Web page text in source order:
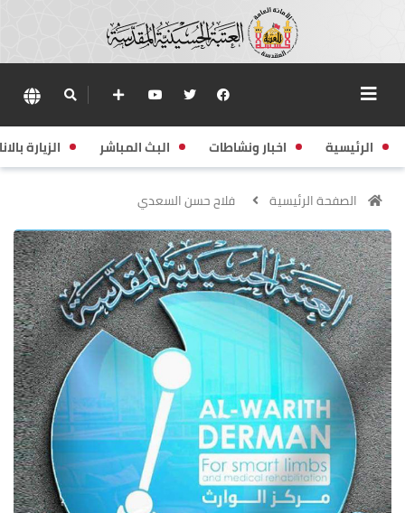
الرئيسية اخبار ونشاطات البث المباشر الزيارة
الصفحة الرئيسية فلاح حسن السعدي